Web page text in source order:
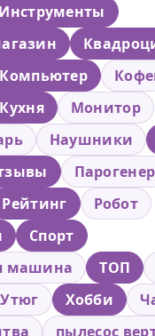
Инструменты
Компьютер
Кухня
Монитор
Наушники
Рейтинг
Робот
Спорт
машина
ТОП
Утюг Хобби
пылесос